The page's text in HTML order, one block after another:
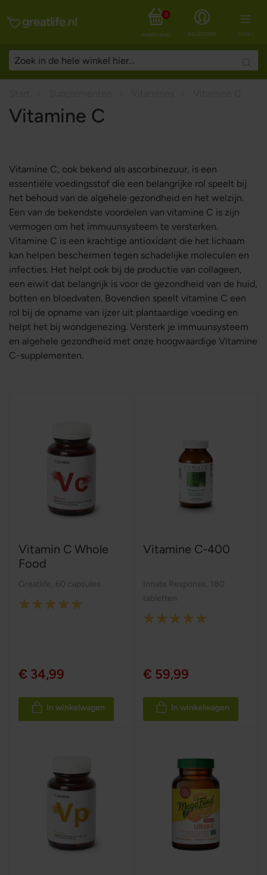
MENU
INLOGGEN
WINKELWAGEN
0
Vitamine C
Vitamine C, ook bekend als ascorbinezuur, is een
essentiële voedingsstof die een belangrijke rol speelt bij
het behoud van de algehele gezondheid en het welzijn.
Een van de bekendste voordelen van vitamine C is zijn
vermogen om het immuunsysteem te versterken.
Vitamine C is een krachtige antioxidant die het lichaam
kan helpen beschermen tegen schadelijke moleculen en
infecties. Het helpt ook bij de productie van collageen,
een eiwit dat belangrijk is voor de gezondheid van de huid,
botten en bloedvaten. Bovendien speelt vitamine C een
rol bij de opname van ijzer uit plantaardige voeding en
helpt het bij wondgenezing. Versterk je immuunsysteem
en algehele gezondheid met onze hoogwaardige Vitamine
C-supplementen.
Vitamin C Whole
Food
Greatlife 60 capsules
Rating:
€ 34,99
In winkelwagen
Vitamine C-400
Innate Response 180
tabletten
Rating:
€ 59,99
In winkelwagen